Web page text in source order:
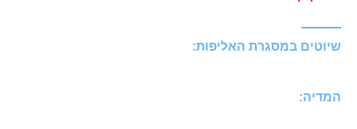
שיוטים במסגרת האליפות:
המדיה: